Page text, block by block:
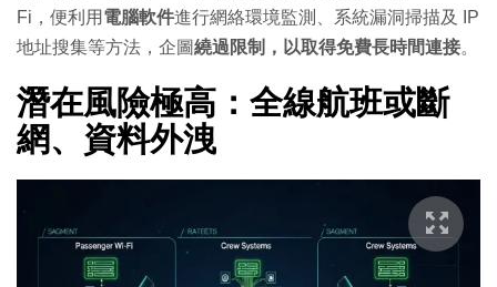
Fi，便利用 電腦軟件進行網絡環境監測、系統漏洞掃描及 IP
地址搜集等方法，企圖繞過限制，以取得免費長時間連接。
潛在風險極高：全線航班或斷
網、資料外洩